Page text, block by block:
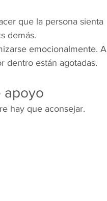
que la persona sienta
demás.
emocionalmente. A
dentro están agotadas.
apoyo
hay que aconsejar.